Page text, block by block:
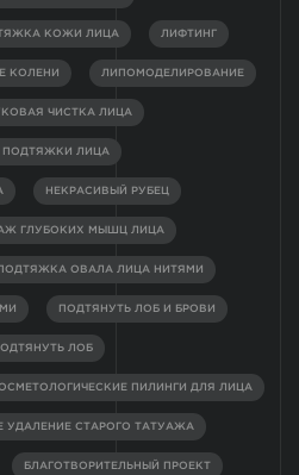
КОЖИ ЛИЦА ЛИФТИНГ
КОЛЕНИ ЛИПОМОДЕЛИРОВАНИЕ
ЧИСТКА ЛИЦА
ПОДТЯЖКИ ЛИЦА
НЕКРАСИВЫЙ РУБЕЦ
ГЛУБОКИХ МЫШЦ ЛИЦА
ОВАЛА ЛИЦА НИТЯМИ
ПОДТЯНУТЬ ЛОБ И БРОВИ
ЛОБ
ПИЛИНГИ ДЛЯ ЛИЦА
УДАЛЕНИЕ СТАРОГО ТАТУАЖА
БЛАГОТВОРИТЕЛЬНЫЙ ПРОЕКТ